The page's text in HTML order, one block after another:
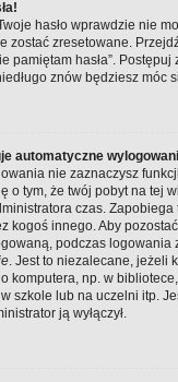
hasło wprawdzie nie
zostać zresetowane.
pamiętam hasła”.
znów będziesz móc
automatyczne
nie zaznaczysz funkcji
o tym, że twój pobyt na tej
czas. Zapobiega
kogoś innego. Aby pozostać
podczas logowania
. Jest to niezalecane, jeżeli
komputera, np. w
szkole lub na uczelni itp.
ją wyłączył.